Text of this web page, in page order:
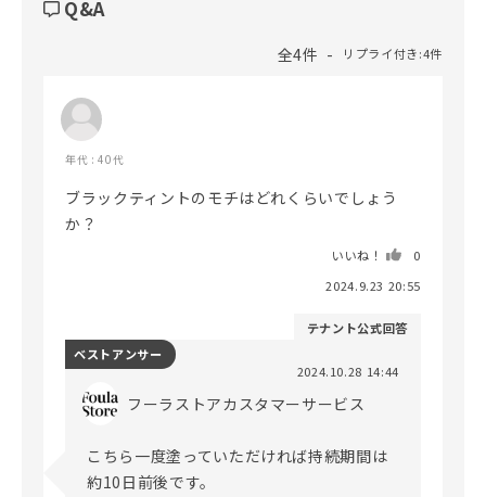
Q&A
全4件 リプライ付き:4件
年代 : 40代
ブラックティントのモチはどれくらいでしょう
か？
いいね！
0
2024.9.23 20:55
2024.10.28 14:44
フーラストアカスタマーサービス
こちら一度塗っていただければ持続期間は
約10日前後です。
ベストアンサー
テナント公式回答